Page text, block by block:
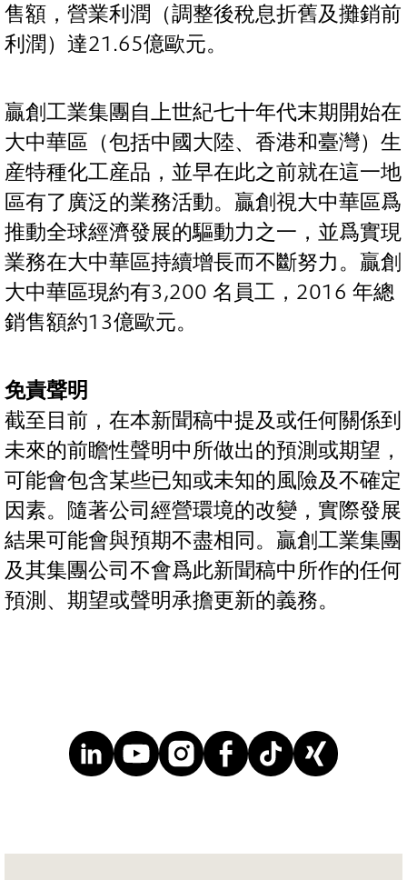
售額，營業利潤（調整後稅息折舊及攤銷前
利潤）達21.65億歐元。
贏創工業集團自上世紀七十年代末期開始在
大中華區（包括中國大陸、香港和臺灣）生
産特種化工産品，並早在此之前就在這一地
區有了廣泛的業務活動。贏創視大中華區爲
推動全球經濟發展的驅動力之一，並爲實現
業務在大中華區持續增長而不斷努力。贏創
大中華區現約有3,200 名員工，2016 年總
銷售額約13億歐元。
免責聲明
截至目前，在本新聞稿中提及或任何關係到
未來的前瞻性聲明中所做出的預測或期望，
可能會包含某些已知或未知的風險及不確定
因素。隨著公司經營環境的改變，實際發展
結果可能會與預期不盡相同。贏創工業集團
及其集團公司不會爲此新聞稿中所作的任何
預測、期望或聲明承擔更新的義務。